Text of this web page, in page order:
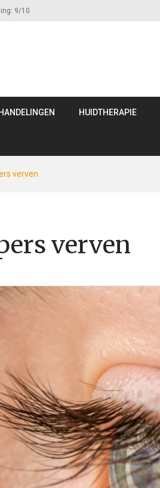
9/10
HUIDTHERAPIE
verven
verven